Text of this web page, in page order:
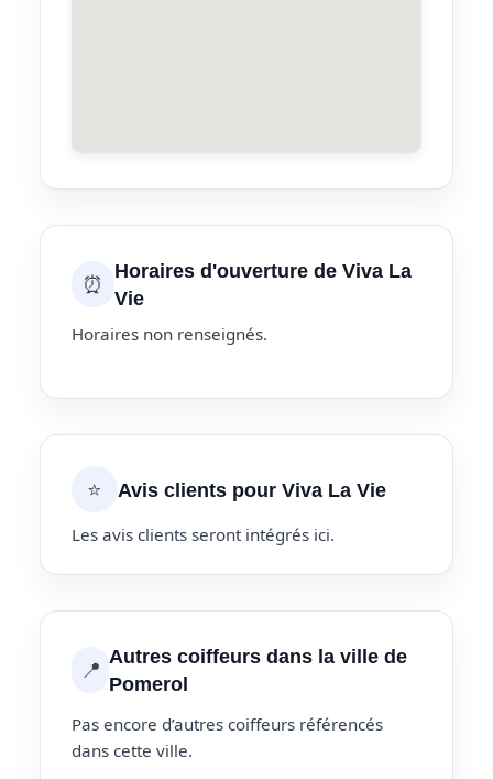
⏰
Horaires d'ouverture de Viva La
Vie
Horaires non renseignés.
⭐ Avis clients pour Viva La Vie
Les avis clients seront intégrés ici.
📍 Autres coiffeurs dans la ville de
Pomerol
Pas encore d’autres coiffeurs référencés
dans cette ville.